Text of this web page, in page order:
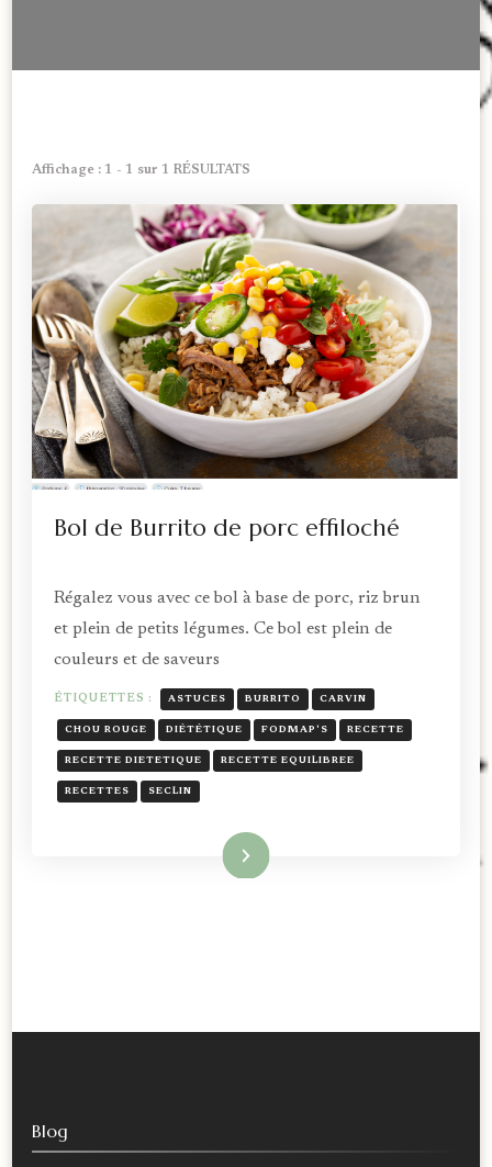
Affichage : 1 - 1 sur 1 RÉSULTATS
Bol de Burrito de porc effiloché
Régalez vous avec ce bol à base de porc, riz brun
et plein de petits légumes. Ce bol est plein de
couleurs et de saveurs
ÉTIQUETTES : ASTUCES BURRITO CARVIN
CHOU ROUGE DIÉTÉTIQUE FODMAP'S RECETTE
RECETTE DIETETIQUE RECETTE EQUILIBREE
RECETTES SECLIN
Lire la suite
Blog